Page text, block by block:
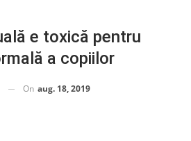
e toxică pentru
a copiilor
On aug. 18, 2019